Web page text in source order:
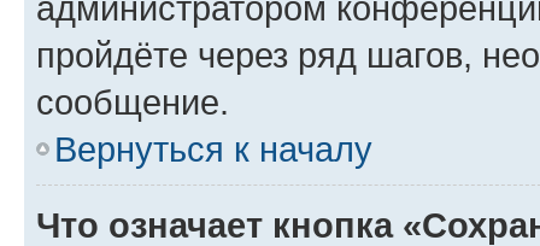
пройдёте через ряд шагов,
сообщение.
Вернуться к началу
Что означает кнопка